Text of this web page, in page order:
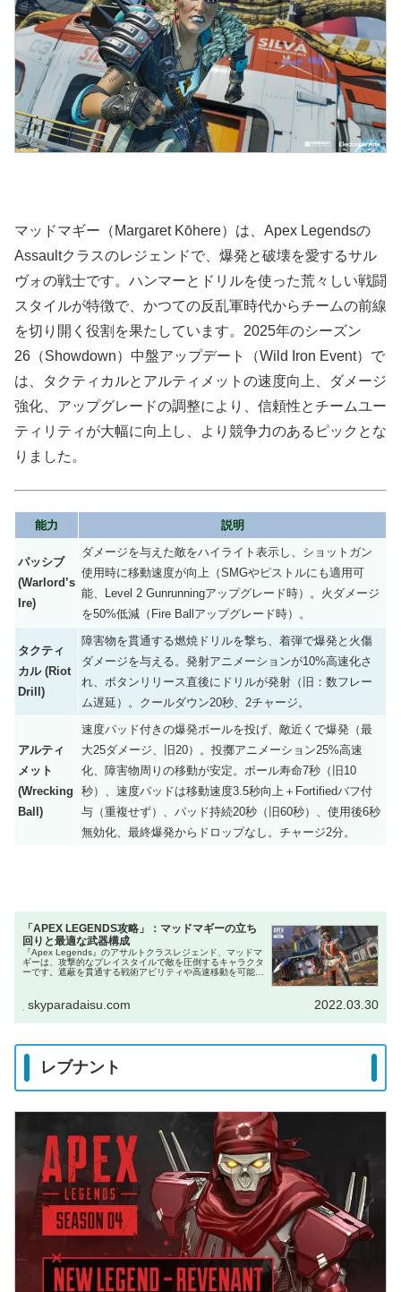
マッドマギー（Margaret Kōhere）は、Apex Legendsの
Assaultクラスのレジェンドで、爆発と破壊を愛するサル
ヴォの戦士です。ハンマーとドリルを使った荒々しい戦闘
スタイルが特徴で、かつての反乱軍時代からチームの前線
を切り開く役割を果たしています。2025年のシーズン
26（Showdown）中盤アップデート（Wild Iron Event）で
は、タクティカルとアルティメットの速度向上、ダメージ
強化、アップグレードの調整により、信頼性とチームユー
ティリティが大幅に向上し、より競争力のあるピックとな
りました。
能力 説明
パッシブ
(Warlord’s
Ire)
ダメージを与えた敵をハイライト表示し、ショットガン
使用時に移動速度が向上（SMGやピストルにも適用可
能、Level 2 Gunrunningアップグレード時）。火ダメージ
を50%低減（Fire Ballアップグレード時）。
タクティ
カル (Riot
Drill)
障害物を貫通する燃焼ドリルを撃ち、着弾で爆発と火傷
ダメージを与える。発射アニメーションが10%高速化さ
れ、ボタンリリース直後にドリルが発射（旧：数フレー
ム遅延）。クールダウン20秒、2チャージ。
アルティ
メット
(Wrecking
Ball)
速度パッド付きの爆発ボールを投げ、敵近くで爆発（最
大25ダメージ、旧20）。投擲アニメーション25%高速
化、障害物周りの移動が安定。ボール寿命7秒（旧10
秒）、速度パッドは移動速度3.5秒向上＋Fortifiedバフ付
与（重複せず）、パッド持続20秒（旧60秒）、使用後6秒
無効化、最終爆発からドロップなし。チャージ2分。
「APEX LEGENDS攻略」：マッドマギーの立ち
回りと最適な武器構成
『Apex Legends』のアサルトクラスレジェンド、マッドマ
ギーは、攻撃的なプレイスタイルで敵を圧倒するキャラクタ
ーです。遮蔽を貫通する戦術アビリティや高速移動を可能に
skyparadaisu.com 2022.03.30
レブナント